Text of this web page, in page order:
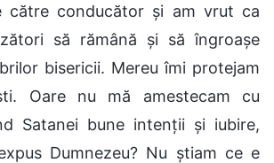
către conducător și am vrut ca
să rămână și să îngroașe
bisericii. Mereu îmi protejam
Oare nu mă amestecam cu
Satanei bune intenții și iubire,
Dumnezeu? Nu știam ce e